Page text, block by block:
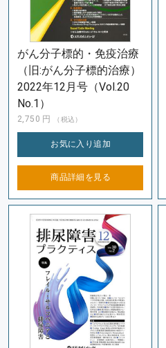
がん分子標的・免疫治療
（旧:がん分子標的治療）
2022年12月号（Vol.20
No.1）
2,750 円 （税込）
お気に入り追加
商品詳細を 見る